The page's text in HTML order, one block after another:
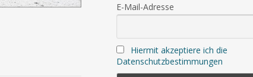
E-Mail-Adresse
Hiermit akzeptiere ich die
Datenschutzbestimmungen